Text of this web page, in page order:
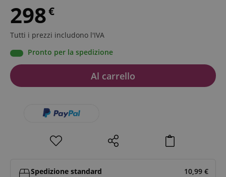
298€
Tutti i prezzi includono l'IVA
Pronto per la spedizione
Al carrello
Spedizione standard 10,99 €